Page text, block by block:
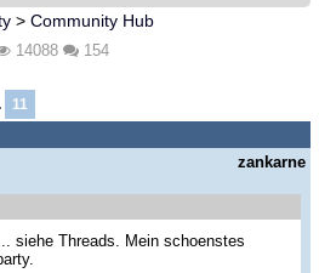
> Community Hub
14088 154
11
zankarne
siehe Threads. Mein schoenstes